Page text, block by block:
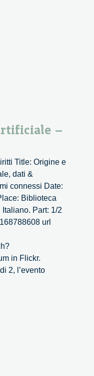
–
Title: Origine e
dati &
connessi Date:
Biblioteca
Part: 1/2
url
in Flickr.
2, l’evento